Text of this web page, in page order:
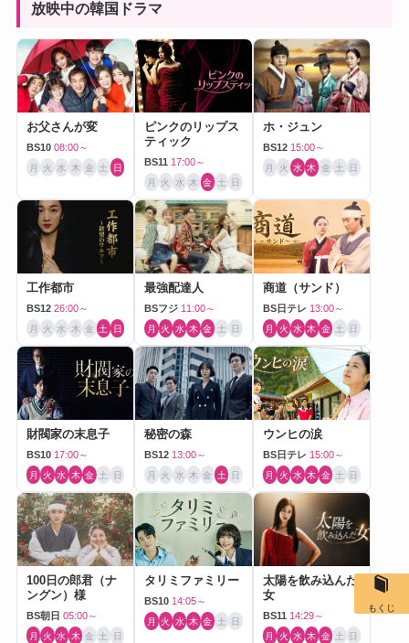
放映中の韓国ドラマ
お父さんが変
BS10 08:00～
月 火 水 木 金 土 日
ピンクのリップス
ティック
BS11 17:00～
月 火 水 木 金 土 日
ホ・ジュン
BS12 15:00～
月 火 水 木 金 土 日
工作都市
BS12 26:00～
月 火 水 木 金 土 日
最強配達人
BSフジ 11:00～
月 火 水 木 金 土 日
商道（サンド）
BS日テレ 13:00～
月 火 水 木 金 土 日
財閥家の末息子
BS10 17:00～
月 火 水 木 金 土 日
秘密の森
BS12 13:00～
月 火 水 木 金 土 日
ウンヒの涙
BS日テレ 15:00～
月 火 水 木 金 土 日
100日の郎君（ナ
ングン）様
BS朝日 05:00～
月 火 水 木 金 土 日
タリミファミリー
BS10 14:05～
月 火 水 木 金 土 日
太陽を飲み込んだ
女
BS11 14:29～
月 火 水 木 金 土 日
もくじ